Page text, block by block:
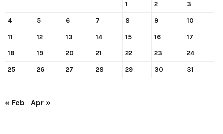
1 2 3
4 5 6 7 8 9 10
11 12 13 14 15 16 17
18 19 20 21 22 23 24
25 26 27 28 29 30 31
« Feb Apr »